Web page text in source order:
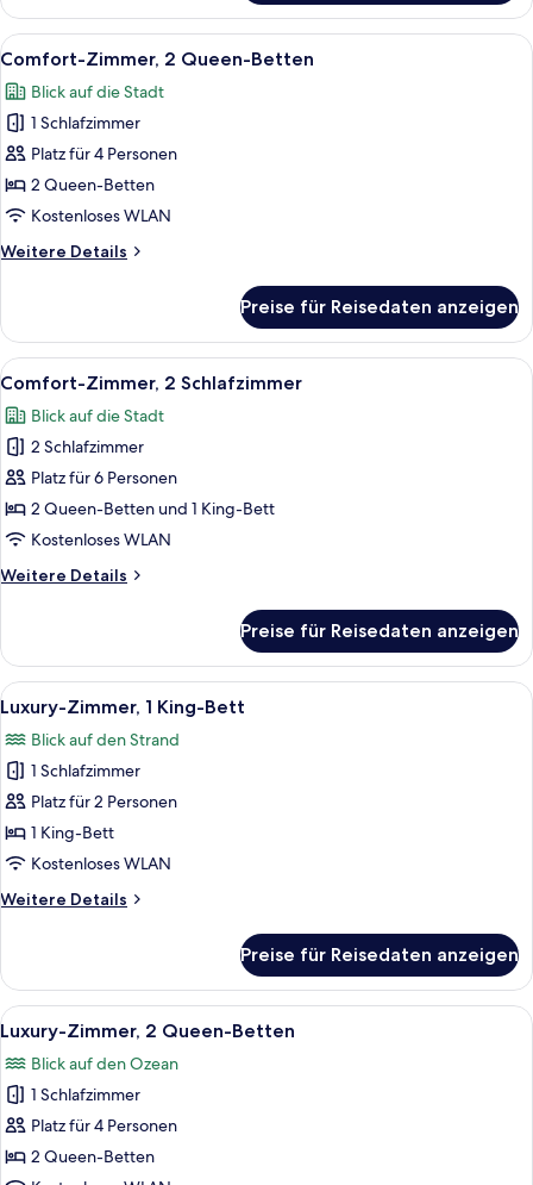
Zimmer,
1 King-
Bett
Alle
Fotos
für
Comfort-
Zimmer,
2 Queen-
Betten
Ein Hotelzimmer mit zwei Betten,
6
Comfort-Zimmer, 2 Queen-Betten
Blick auf die Stadt
1 Schlafzimmer
Platz für 4 Personen
2 Queen-Betten
Kostenloses WLAN
Weitere Details
Weitere
Zimmer,
2 Queen-
Betten
Preise für Reisedaten anzeigen
Alle
Fotos
für
Comfort-
Zimmer,
2 Schlafzimmer
anzeigen
Ein ordentlich bezogenes Bett mit
6
Comfort-Zimmer, 2 Schlafzimmer
Blick auf die Stadt
2 Schlafzimmer
Platz für 6 Personen
2 Queen-Betten und 1 King-Bett
Kostenloses WLAN
Weitere Details
Weitere
Zimmer,
2 Schlafzimmer
Preise für Reisedaten anzeigen
Alle
Fotos
für
Luxury-
Zimmer,
1 King-
Bett
Ein modernes Schlafzimmer mit
8
Luxury-Zimmer, 1 King-Bett
Blick auf den Strand
1 Schlafzimmer
Platz für 2 Personen
1 King-Bett
Kostenloses WLAN
Weitere Details
Weitere
Zimmer,
1 King-
Bett
Preise für Reisedaten anzeigen
Alle
Fotos
für
Luxury-
Zimmer,
2 Queen-
Ein Hotelzimmer mit zwei Betten,
7
Luxury-Zimmer, 2 Queen-Betten
Blick auf den Ozean
1 Schlafzimmer
Platz für 4 Personen
2 Queen-Betten